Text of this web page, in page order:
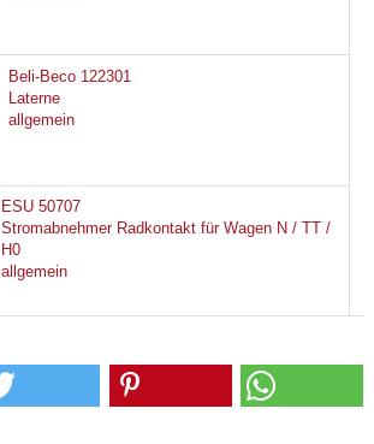
Beli-Beco 122301
Laterne
allgemein
ESU 50707
Stromabnehmer Radkontakt für Wagen N / TT /
H0
allgemein